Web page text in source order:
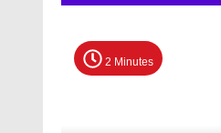
2 Minutes